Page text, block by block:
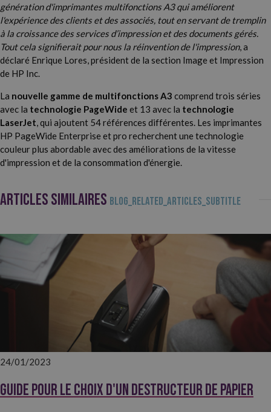
génération d'imprimantes multifonctions A3 qui améliorent
l'expérience des clients et des associés, tout en servant de tremplin
à la croissance des services d’impression et des documents gérés.
Tout cela signifierait pour nous la réinvention de l'impression, a
déclaré Enrique Lores, président de la section Image et Impression
de HP Inc.
La nouvelle gamme de multifonctions A3 comprend trois séries
avec la technologie PageWide et 13 avec la technologie
LaserJet, qui ajoutent 54 références différentes. Les imprimantes
HP PageWide Enterprise et pro recherchent une technologie
couleur plus abordable avec des améliorations de la vitesse
d'impression et de la consommation d'énergie.
ARTICLES SIMILAIRES BLOG_RELATED_ARTICLES_SUBTITLE
24/01/2023
Guide pour le choix d'un destructeur de papier